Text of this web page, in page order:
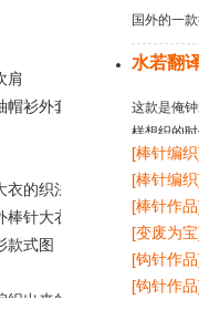
肩
衫外套花样
的织法说明
针大衣款式
款式图
出来的帽子
国外的一
水若翻
这款是俺
样想织的
好月底做
哈，有了
[棒针编
九）花边
[棒针编
[棒针作
[变废为
[钩针作
[钩针作